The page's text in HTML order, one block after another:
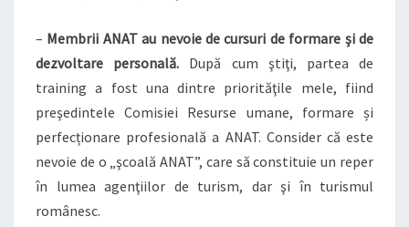
– Membrii ANAT au nevoie de cursuri de formare şi de
dezvoltare personală. După cum ştiţi, partea de
training a fost una dintre priorităţile mele, fiind
preşedintele Comisiei Resurse umane, formare și
perfecționare profesională a ANAT. Consider că este
nevoie de o „şcoală ANAT”, care să constituie un reper
în lumea agenţiilor de turism, dar şi în turismul
românesc.